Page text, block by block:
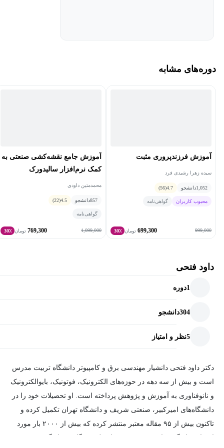
دوره‌های مشابه
آموزش فرزندپروری مثبت
سیده زهرا رشیدی فرد
1,052دانشجو 4.7
(56)
محبوب کاربران گواهی‌نامه
999,000
699,300 تومان 30٪
آموزش جامع نقشه‌کشی صنعتی به
کمک نرم‌افزار سالیدورک
محمدمتین داودی
857دانشجو 4.5
(22)
گواهی‌نامه
1,099,000
769,300 تومان 30٪
داود فتحی
1دوره
304دانشجو
5نظر و امتیاز
دکتر داود فتحی دانشیار مهندسی برق و کامپیوتر دانشگاه تربیت مدرس
است و بیش از سه دهه در حوزه‌های الکترونیک، فوتونیک، بایوالکترونیک
و نانوفناوری به آموزش و پژوهش پرداخته است. او تحصیلات خود را در
دانشگاه‌های امیرکبیر، صنعتی شریف و دانشگاه تهران تکمیل کرده و
تاکنون بیش از ۹۵ مقاله معتبر منتشر کرده که بیش از ۲۰۰۰ بار مورد